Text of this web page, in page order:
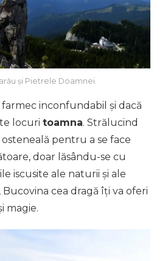
și Pietrele Doamnei
farmec inconfundabil și dacă
locuri toamna. Strălucind
pentru a se face
doar lăsându-se cu
iscusite ale naturii și ale
cea dragă îți va oferi
magie.